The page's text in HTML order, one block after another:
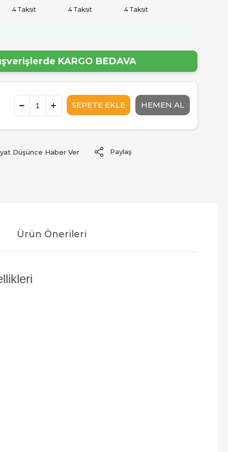
4 Taksit 4 Taksit 4 Taksit
KARGO BEDAVA
Düşünce Haber Ver Paylaş
Ürün Önerileri